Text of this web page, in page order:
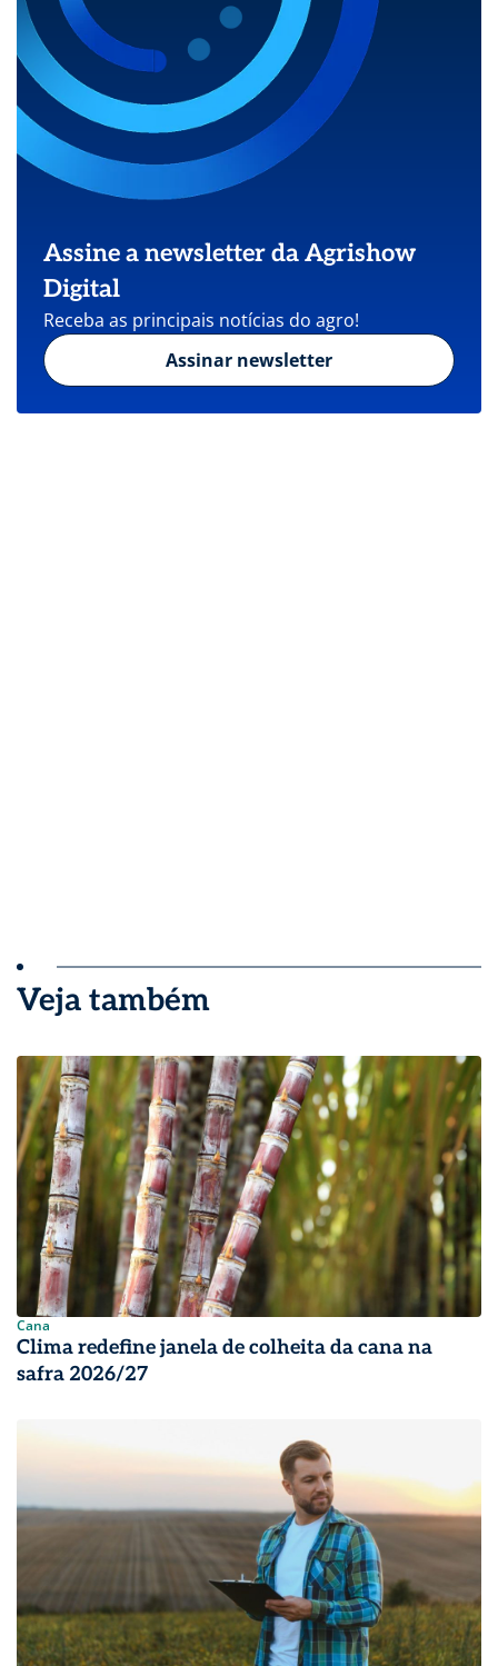
Assine a newsletter da Agrishow
Digital
Receba as principais notícias do agro!
Assinar newsletter
Veja também
Cana
Clima redefine janela de colheita da cana na
safra 2026/27